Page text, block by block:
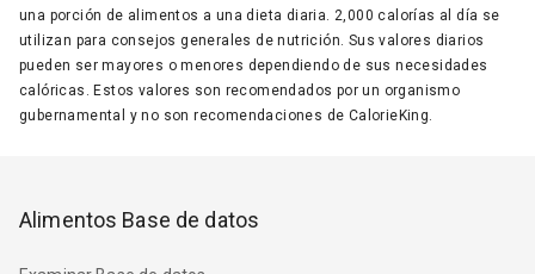
una porción de alimentos a una dieta diaria. 2,000 calorías al día se
utilizan para consejos generales de nutrición. Sus valores diarios
pueden ser mayores o menores dependiendo de sus necesidades
calóricas. Estos valores son recomendados por un organismo
gubernamental y no son recomendaciones de CalorieKing.
Alimentos Base de datos